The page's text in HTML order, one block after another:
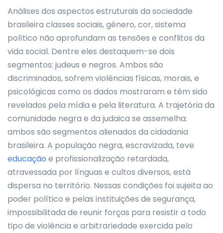
Análises dos aspectos estruturais da sociedade
brasileira classes sociais, gênero, cor, sistema
político não aprofundam as tensões e conflitos da
vida social. Dentre eles destaquem-se dois
segmentos: judeus e negros. Ambos são
discriminados, sofrem violências físicas, morais, e
psicológicas como os dados mostraram e têm sido
revelados pela mídia e pela literatura. A trajetória da
comunidade negra e da judaica se assemelha:
ambos são segmentos alienados da cidadania
brasileira. A população negra, escravizada, teve
educação e profissionalização retardada,
atravessada por línguas e cultos diversos, está
dispersa no território. Nessas condições foi sujeita ao
poder político e pelas instituições de segurança,
impossibilitada de reunir forças para resistir a todo
tipo de violência e arbitrariedade exercida pelo